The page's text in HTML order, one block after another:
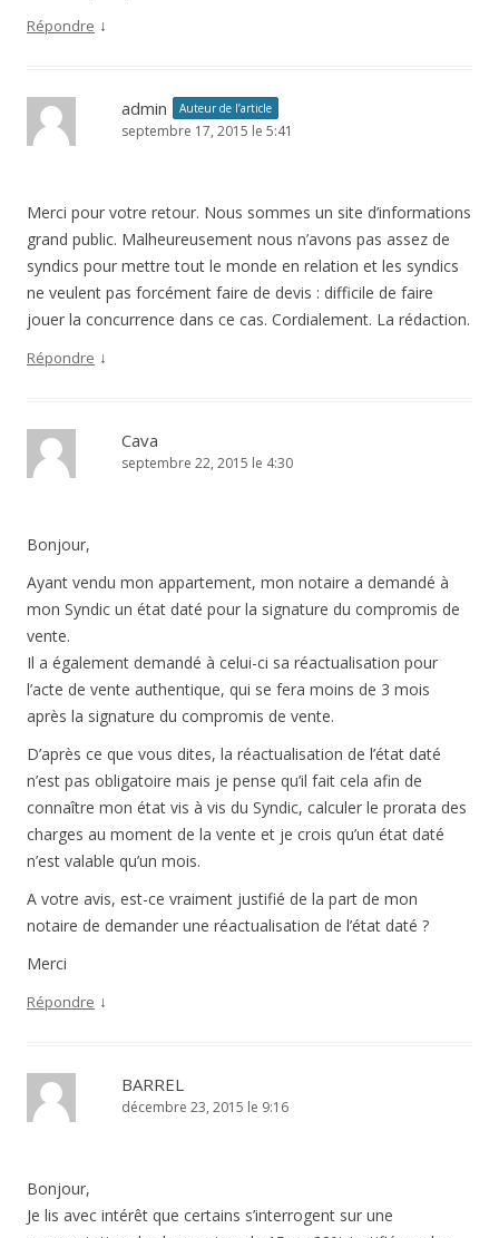
Répondre ↓
admin Auteur de l’article
septembre 17, 2015 le 5:41
Merci pour votre retour. Nous sommes un site d’informations
grand public. Malheureusement nous n’avons pas assez de
syndics pour mettre tout le monde en relation et les syndics
ne veulent pas forcément faire de devis : difficile de faire
jouer la concurrence dans ce cas. Cordialement. La rédaction.
Répondre ↓
Cava
septembre 22, 2015 le 4:30
Bonjour,
Ayant vendu mon appartement, mon notaire a demandé à
mon Syndic un état daté pour la signature du compromis de
vente.
Il a également demandé à celui-ci sa réactualisation pour
l’acte de vente authentique, qui se fera moins de 3 mois
après la signature du compromis de vente.
D’après ce que vous dites, la réactualisation de l’état daté
n’est pas obligatoire mais je pense qu’il fait cela afin de
connaître mon état vis à vis du Syndic, calculer le prorata des
charges au moment de la vente et je crois qu’un état daté
n’est valable qu’un mois.
A votre avis, est-ce vraiment justifié de la part de mon
notaire de demander une réactualisation de l’état daté ?
Merci
Répondre ↓
BARREL
décembre 23, 2015 le 9:16
Bonjour,
Je lis avec intérêt que certains s’interrogent sur une